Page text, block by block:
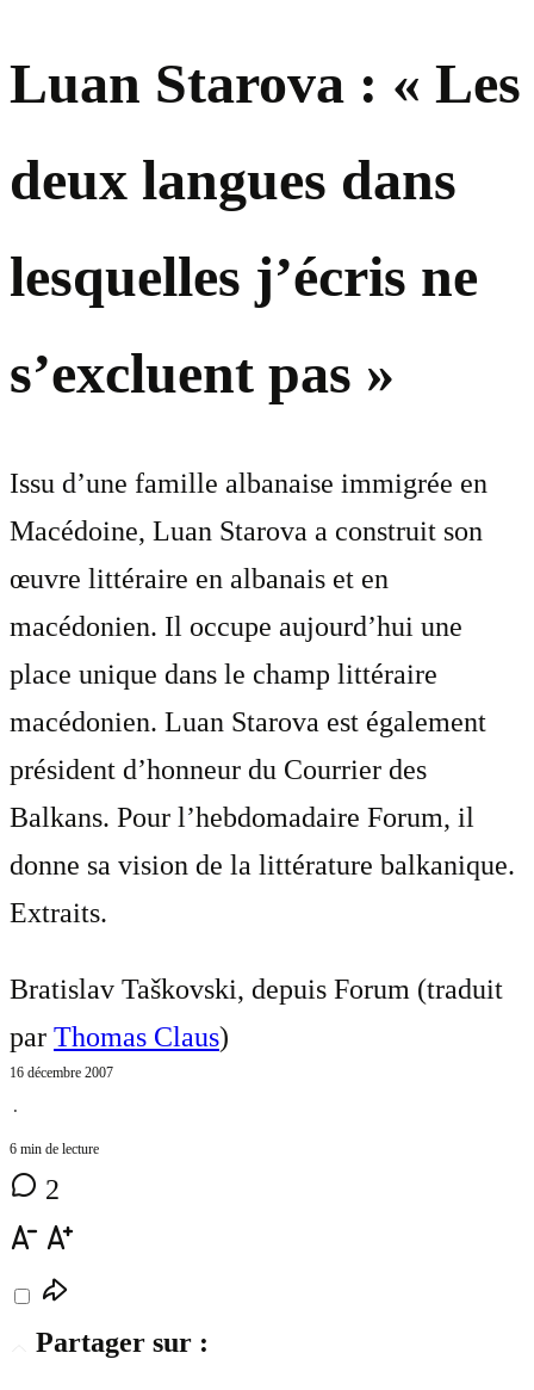
Luan Starova : « Les
deux langues dans
lesquelles j’écris ne
s’excluent pas »
Issu d’une famille albanaise immigrée en
Macédoine, Luan Starova a construit son
œuvre littéraire en albanais et en
macédonien. Il occupe aujourd’hui une
place unique dans le champ littéraire
macédonien. Luan Starova est également
président d’honneur du Courrier des
Balkans. Pour l’hebdomadaire Forum, il
donne sa vision de la littérature balkanique.
Extraits.
Bratislav Taškovski, depuis Forum (traduit
par Thomas Claus)
16 décembre 2007
⋅
6 min de lecture
2
Partager sur :